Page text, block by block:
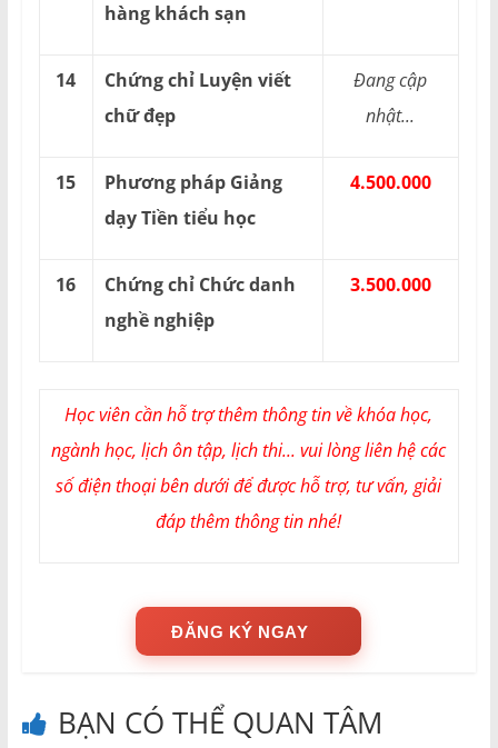
hàng khách sạn
14
Chứng chỉ Luyện viết
chữ đẹp
Đang cập
nhật...
15
Phương pháp Giảng
dạy Tiền tiểu học
4.500.000
16
Chứng chỉ Chức danh
nghề nghiệp
3.500.000
Học viên cần hỗ trợ thêm thông tin về khóa học,
ngành học, lịch ôn tập, lịch thi... vui lòng liên hệ các
số điện thoại bên dưới để được hỗ trợ, tư vấn, giải
đáp thêm thông tin nhé!
ĐĂNG KÝ NGAY
BẠN CÓ THỂ QUAN TÂM